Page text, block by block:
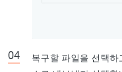
복구할 파일을 선택